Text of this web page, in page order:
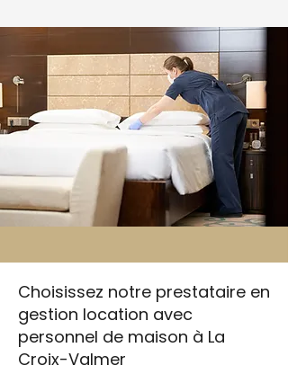
Choisissez notre prestataire en
gestion location avec
personnel de maison à La
Croix-Valmer